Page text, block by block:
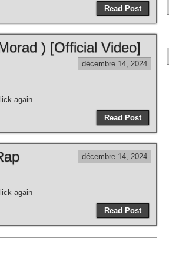
Read Post
) [Official Video]
décembre 14, 2024
again
Read Post
décembre 14, 2024
again
Read Post